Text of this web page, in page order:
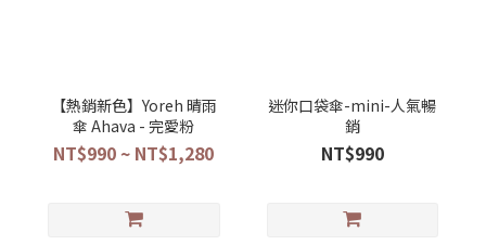
【熱銷新色】Yoreh 晴雨
傘 Ahava - 完愛粉
NT$990 ~ NT$1,280
迷你口袋傘-mini-人氣暢
銷
NT$990